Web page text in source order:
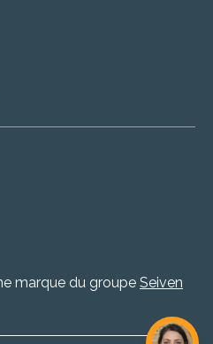
marque du groupe Seiven